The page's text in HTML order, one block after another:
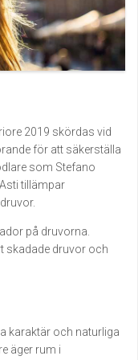
2019 skördas vid
för att säkerställa
som Stefano
tillämpar
på druvorna.
skadade druvor och
karaktär och naturliga
äger rum i